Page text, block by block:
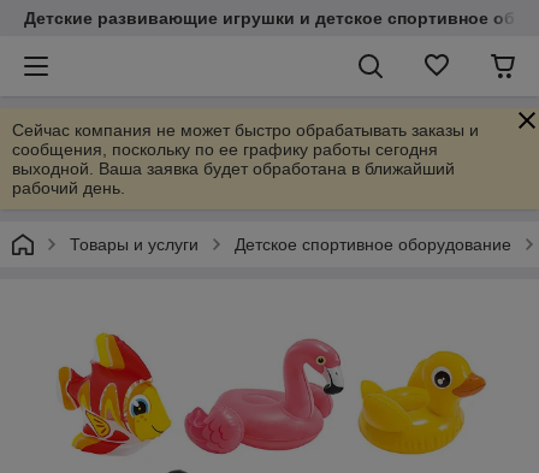
Детские развивающие игрушки и детское спортивное
Сейчас компания не может быстро обрабатывать заказы и
сообщения, поскольку по ее графику работы сегодня
выходной. Ваша заявка будет обработана в ближайший
рабочий день.
Товары и услуги Детское спортивное оборудование